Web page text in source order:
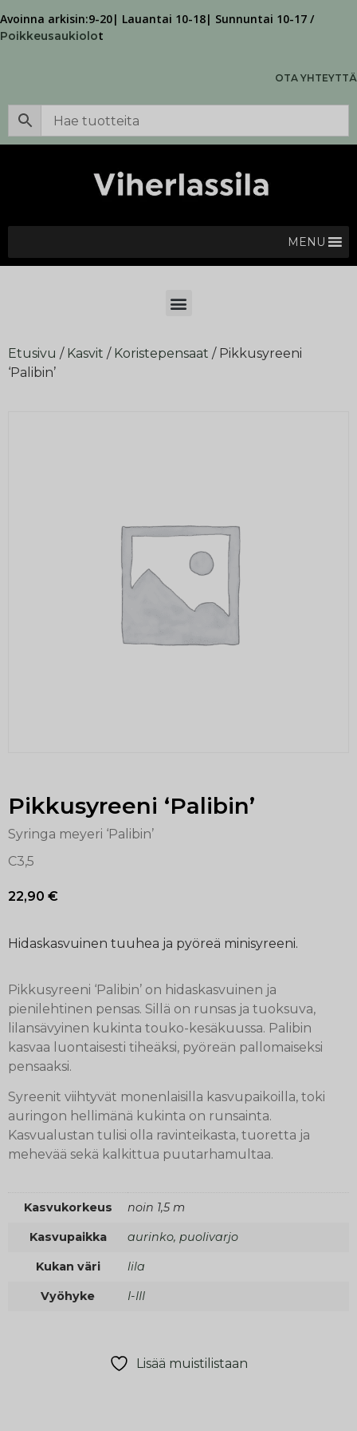
Avoinna arkisin:9-20| Lauantai 10-18| Sunnuntai 10-17 /
Poikkeusaukiolot
OTA YHTEYTTÄ
MENU
Etusivu / Kasvit / Koristepensaat / Pikkusyreeni
‘Palibin’
Pikkusyreeni ‘Palibin’
Syringa meyeri ‘Palibin’
C3,5
22,90 €
Hidaskasvuinen tuuhea ja pyöreä minisyreeni.
Pikkusyreeni ‘Palibin’ on hidaskasvuinen ja
pienilehtinen pensas. Sillä on runsas ja tuoksuva,
lilansävyinen kukinta touko-kesäkuussa. Palibin
kasvaa luontaisesti tiheäksi, pyöreän pallomaiseksi
pensaaksi.
Syreenit viihtyvät monenlaisilla kasvupaikoilla, toki
auringon hellimänä kukinta on runsainta.
Kasvualustan tulisi olla ravinteikasta, tuoretta ja
mehevää sekä kalkittua puutarhamultaa.
Kasvukorkeus noin 1,5 m
Kasvupaikka aurinko, puolivarjo
Kukan väri lila
Vyöhyke I-III
Lisää muistilistaan